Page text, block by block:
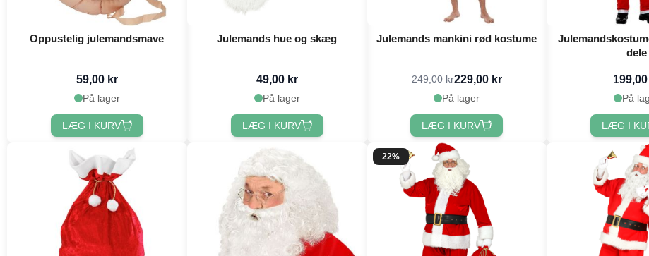
Oppustelig julemandsmave
59,00 kr
På lager
LÆG I KURV
Julemands hue og skæg
49,00 kr
På lager
LÆG I KURV
Julemands mankini rød kostume
249,00 kr229,00 kr
På lager
LÆG I KURV
dele
På
LÆG I
22%